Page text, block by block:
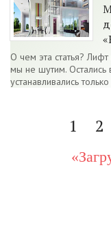
О чем эта статья?
мы не шутим.
устанавливались
1 2